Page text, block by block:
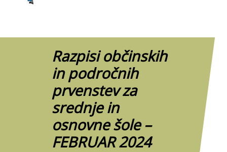
Razpisi občinskih
in področnih
prvenstev za
srednje in
osnovne šole –
FEBRUAR 2024